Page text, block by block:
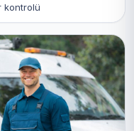
kontrolü